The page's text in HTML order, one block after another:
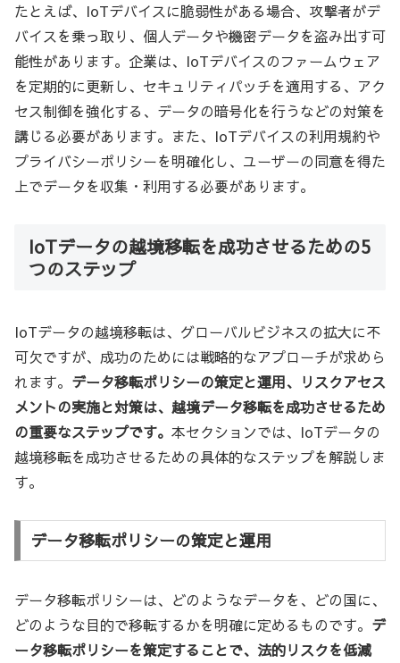
たとえば、IoTデバイスに脆弱性がある場合、攻撃者がデ
バイスを乗っ取り、個人データや機密データを盗み出す可
能性があります。企業は、IoTデバイスのファームウェア
を定期的に更新し、セキュリティパッチを適用する、アク
セス制御を強化する、データの暗号化を行うなどの対策を
講じる必要があります。また、IoTデバイスの利用規約や
プライバシーポリシーを明確化し、ユーザーの同意を得た
上でデータを収集・利用する必要があります。
IoTデータの越境移転を成功させるための5
つのステップ
IoTデータの越境移転は、グローバルビジネスの拡大に不
可欠ですが、成功のためには戦略的なアプローチが求めら
れます。 データ移転ポリシーの策定と運用、リスクアセス
メントの実施と対策は、越境データ移転を成功させるため
の重要なステップです。 本セクションでは、IoTデータの
越境移転を成功させるための具体的なステップを解説しま
す。
データ移転ポリシーの策定と運用
データ移転ポリシーは、どのようなデータを、どの国に、
どのような目的で移転するかを明確に定めるものです。 デ
ータ移転ポリシーを策定することで、法的リスクを低減